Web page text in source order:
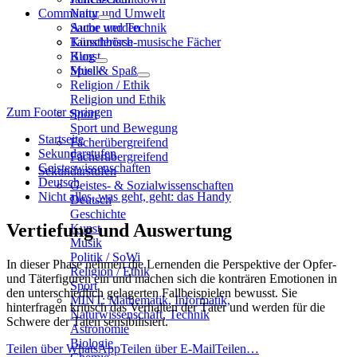
Natur und Umwelt
Sache und Technik
Künstlerisch-musische Fächer
Kunst
Musik
Religion / Ethik
Religion und Ethik
Sport
Sport und Bewegung
Fächerübergreifend
Fächerübergreifend
Sekundarstufen
Geistes- & Sozialwissenschaften
Deutsch
Geschichte
Kunst
Musik
Politik / SoWi
Religion / Ethik
Sport
MINT: Mathematik, Informatik,
Naturwissenschaft, Technik
Astronomie
Biologie
Community
Autor werden
Tauschbörse
Blog
Spiel & Spaß
Zum Footer springen
Startseite
Sekundarstufen
Geisteswissenschaften
Deutsch
Nicht alles, was geht, geht: das Handy
Vertiefung und Auswertung
In dieser Phase nehmen die Lernenden die Perspektive der Opfer-
und Täterfiguren ein und machen sich die konträren Emotionen in
den unterschiedlich gelagerten Fallbeispielen bewusst. Sie
hinterfragen kritisch das Verhalten der Täter und werden für die
Schwere der Taten sensibilisiert.
Teilen über WhatsAppTeilen über E-MailTeilen…